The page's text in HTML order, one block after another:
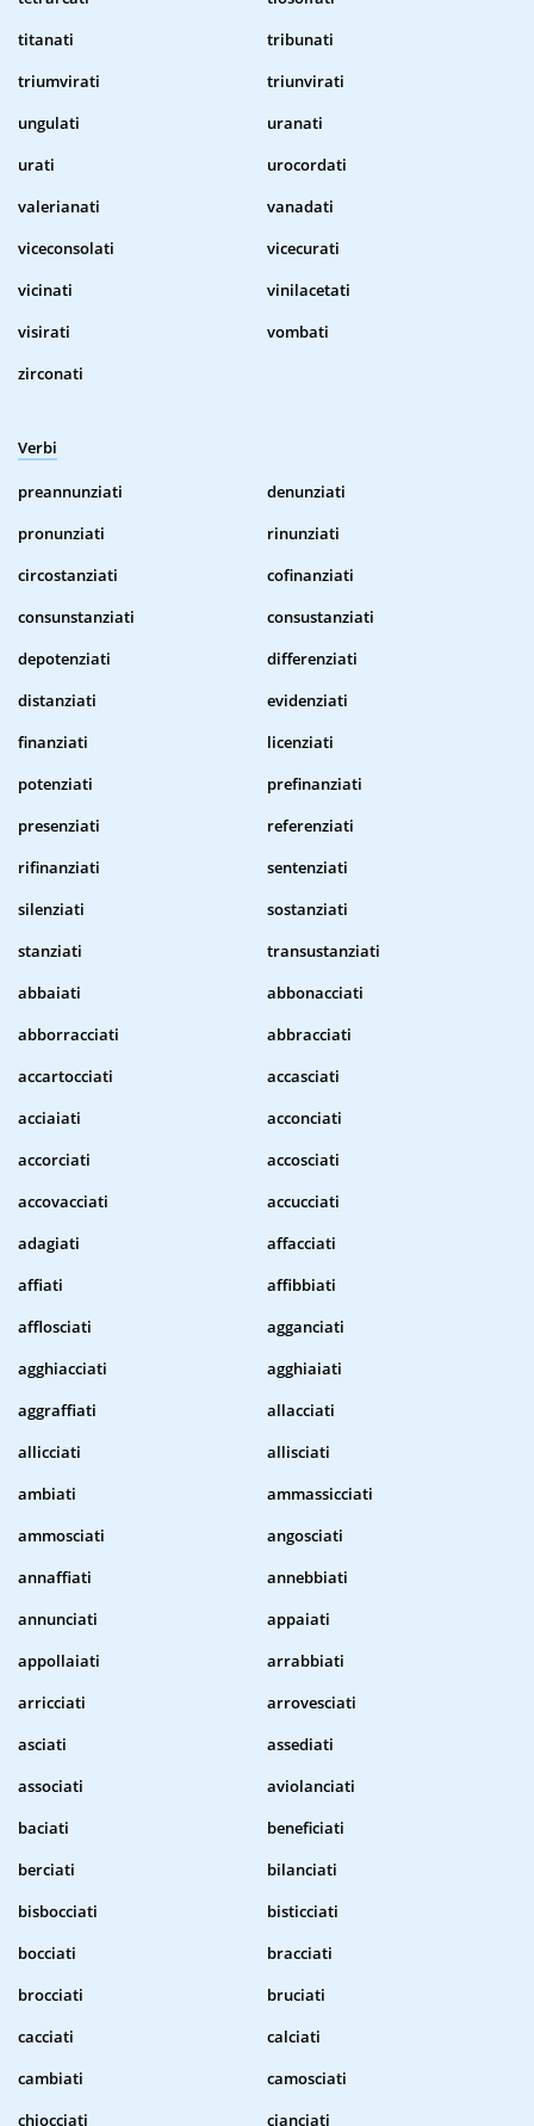
titanati
tribunati
triumvirati
triunvirati
ungulati
uranati
urati
urocordati
valerianati
vanadati
viceconsolati
vicecurati
vicinati
vinilacetati
visirati
vombati
zirconati
Verbi
preannunziati
denunziati
pronunziati
rinunziati
circostanziati
cofinanziati
consunstanziati
consustanziati
depotenziati
differenziati
distanziati
evidenziati
finanziati
licenziati
potenziati
prefinanziati
presenziati
referenziati
rifinanziati
sentenziati
silenziati
sostanziati
stanziati
transustanziati
abbaiati
abbonacciati
abborracciati
abbracciati
accartocciati
accasciati
acciaiati
acconciati
accorciati
accosciati
accovacciati
accucciati
adagiati
affacciati
affiati
affibbiati
afflosciati
agganciati
agghiacciati
agghiaiati
aggraffiati
allacciati
allicciati
allisciati
ambiati
ammassicciati
ammosciati
angosciati
annaffiati
annebbiati
annunciati
appaiati
appollaiati
arrabbiati
arricciati
arrovesciati
asciati
assediati
associati
aviolanciati
baciati
beneficiati
berciati
bilanciati
bisbocciati
bisticciati
bocciati
bracciati
brocciati
bruciati
cacciati
calciati
cambiati
camosciati
chiocciati
cianciati